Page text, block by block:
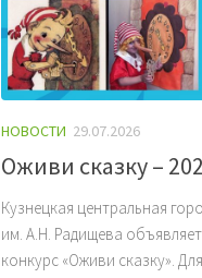
НОВОСТИ 29.07.2026
Оживи сказку –
Кузнецкая центральная
им. А.Н. Радищева
конкурс «Оживи сказку».